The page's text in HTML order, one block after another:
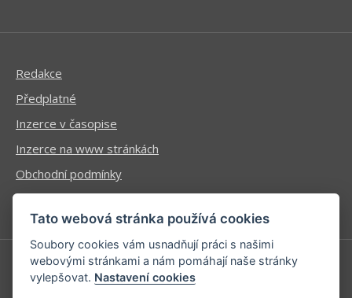
Redakce
Předplatné
Inzerce v časopise
Inzerce na www stránkách
Obchodní podmínky
Ochrana osobních údajů
Příhlášení | Registrace
Tato webová stránka používá cookies
Soubory cookies vám usnadňují práci s našimi
webovými stránkami a nám pomáhají naše stránky
vylepšovat. Nastavení cookies